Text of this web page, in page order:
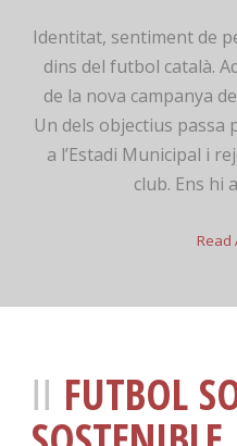
Identitat, sentiment de
dins del futbol català.
de la nova campanya
Un dels objectius passa
a l’Estadi Municipal i
club. Ens hi
Read
FUTBOL